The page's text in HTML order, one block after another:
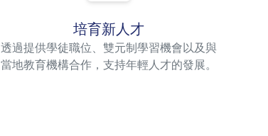
培育新人才
透過提供學徒職位、雙元制學習機會以及與
當地教育機構合作，支持年輕人才的發展。